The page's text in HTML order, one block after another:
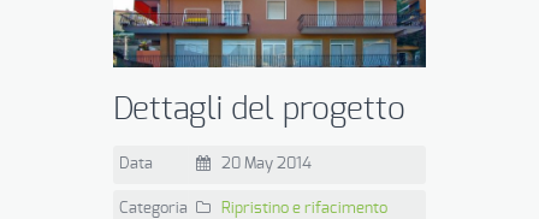
Dettagli del progetto
Data 20 May 2014
Categoria
Ripristino e rifacimento